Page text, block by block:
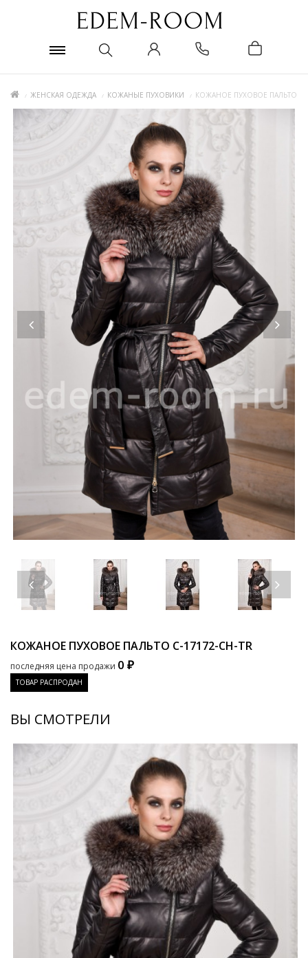
ЖЕНСКАЯ ОДЕЖДА КОЖАНЫЕ ПУХОВИКИ КОЖАНОЕ ПУХОВОЕ ПАЛЬТО
КОЖАНОЕ ПУХОВОЕ ПАЛЬТО C-17172-CH-TR
последняя цена продажи 0 ₽
ТОВАР РАСПРОДАН
ВЫ СМОТРЕЛИ